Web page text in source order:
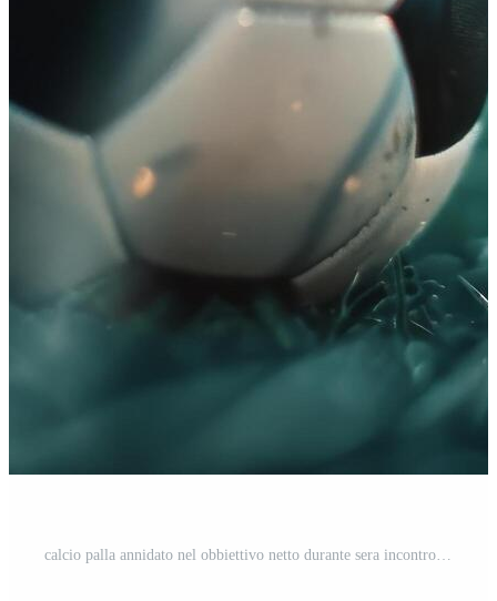
calcio palla annidato nel obbiettivo netto durante sera incontro Foto Gratuita